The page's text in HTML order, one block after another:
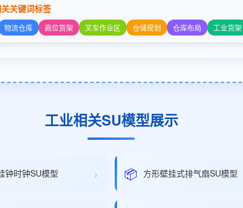
关键词标签
物流仓库 高位货架 叉车作业区 仓储规划 仓库布局 工业货架
工业相关SU模型展示
钟时钟SU模型 › 📦 方形壁挂式排气扇SU模型